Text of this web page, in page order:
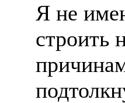
Я не
строить